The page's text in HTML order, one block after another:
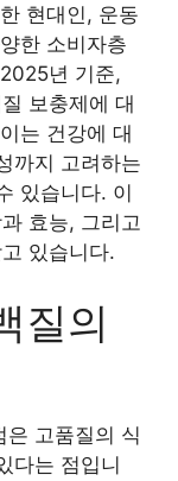
현대인, 운동
한 소비자층
년 기준,
보충제에 대
는 건강에 대
까지 고려하는
있습니다. 이
효능, 그리고
있습니다.
질의
은 고품질의 식
다는 점입니